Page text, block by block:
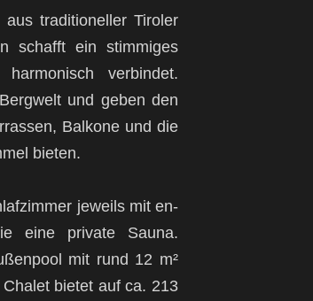
traditioneller Tiroler
schafft ein stimmiges
verbindet.
und geben den
Balkone und die
bieten.
jeweils mit en-
eine private Sauna.
mit rund 12 m²
bietet auf ca. 213